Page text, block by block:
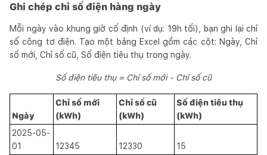
Ghi chép chỉ số điện hàng ngày
Mỗi ngày vào khung giờ cố định (ví dụ: 19h tối), bạn ghi lại chỉ
số công tơ điện. Tạo một bảng Excel gồm các cột: Ngày, Chỉ
số mới, Chỉ số cũ, Số điện tiêu thụ trong ngày.
Số điện tiêu thụ = Chỉ số mới - Chỉ số cũ
Ngày
Chỉ số mới
(kWh)
Chỉ số cũ
(kWh)
Số điện tiêu thụ
(kWh)
2025-05-
01
12345 12330
15